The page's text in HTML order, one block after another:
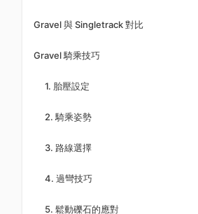
Gravel 與 Singletrack 對比
Gravel 騎乘技巧
1. 胎壓設定
2. 騎乘姿勢
3. 路線選擇
4. 過彎技巧
5. 鬆動礫石的應對